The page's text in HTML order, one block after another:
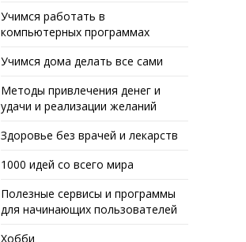
Учимся работать в
компьютерных программах
Учимся дома делать все сами
Методы привлечения денег и
удачи и реализации желаний
Здоровье без врачей и лекарств
1000 идей со всего мира
Полезные сервисы и программы
для начинающих пользователей
Хобби